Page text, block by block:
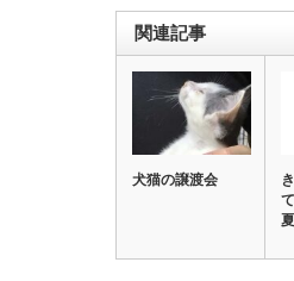
関連記事
犬猫の譲渡会